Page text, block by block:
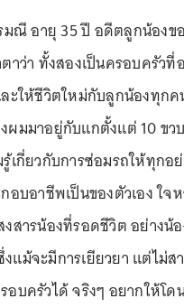
มณี อายุ 35 ปี อดีตลูกน้องข
ตาว่า ทั้งสองเป็นครอบครัว
ะให้ชีวิตใหม่กับลูกน้องทุกค
ผมมาอยู่กับแกตั้งแต่ 10 ขว
เกี่ยวกับการซ่อมรถให้ทุกอ
อบอาชีพเป็นของตัวเอง ใจ
สารน้องที่รอดชีวิต อย่างน้
แม้จะมีการเยียวยา แต่ไม่ส
บครัวได้ จริงๆ อยากให้โด